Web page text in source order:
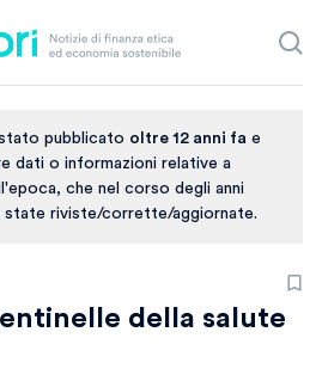
pubblicato oltre 12 anni fa e
dati o informazioni relative a
che nel corso degli anni
riviste/corrette/aggiornate.
della salute